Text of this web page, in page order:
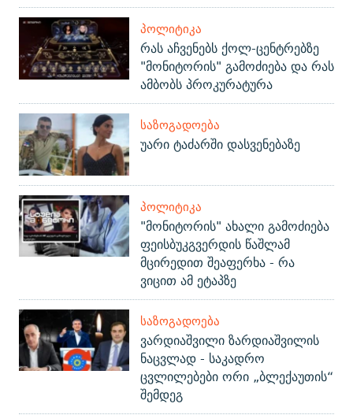
ᲞᲝᲚᲘᲢᲘᲙᲐ
რას აჩვენებს ქოლ-ცენტრებზე
"მონიტორის" გამოძიება და რას
ამბობს პროკურატურა
ᲡᲐᲖᲝᲒᲐᲓᲝᲔᲑᲐ
უარი ტაძარში დასვენებაზე
ᲞᲝᲚᲘᲢᲘᲙᲐ
"მონიტორის" ახალი გამოძიება
ფეისბუკგვერდის წაშლამ
მცირედით შეაფერხა - რა
ვიცით ამ ეტაპზე
ᲡᲐᲖᲝᲒᲐᲓᲝᲔᲑᲐ
ვარდიაშვილი ზარდიაშვილის
ნაცვლად - საკადრო
ცვლილებები ორი „ბლექაუთის“
შემდეგ